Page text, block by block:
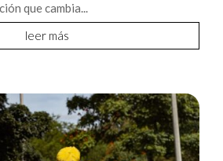
que cambia...
leer más